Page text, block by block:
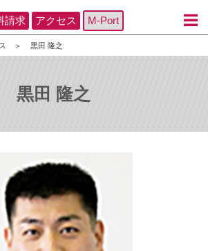
請求 アクセス M-Port
黒田 隆之
黒田 隆之